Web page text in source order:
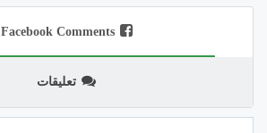
Facebook Comments
تعليقات